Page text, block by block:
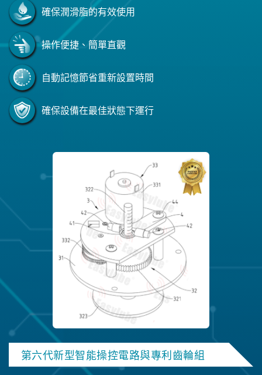
確保潤滑脂的有效使用
操作便捷、簡單直觀
自動記憶節省重新設置時間
確保設備在最佳狀態下運行
第六代新型智能操控電路與專利齒輪組